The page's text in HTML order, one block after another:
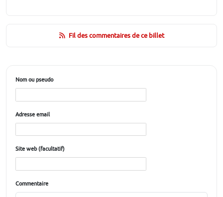
Fil des commentaires de ce billet
Nom ou pseudo
Adresse email
Site web (facultatif)
Commentaire